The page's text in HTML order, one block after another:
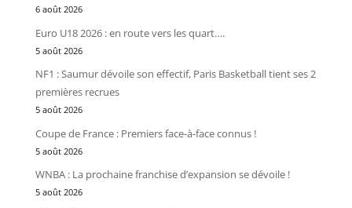
6 août 2026
Euro U18 2026 : en route vers les quart….
5 août 2026
NF1 : Saumur dévoile son effectif, Paris Basketball tient ses 2
premières recrues
5 août 2026
Coupe de France : Premiers face-à-face connus !
5 août 2026
WNBA : La prochaine franchise d’expansion se dévoile !
5 août 2026